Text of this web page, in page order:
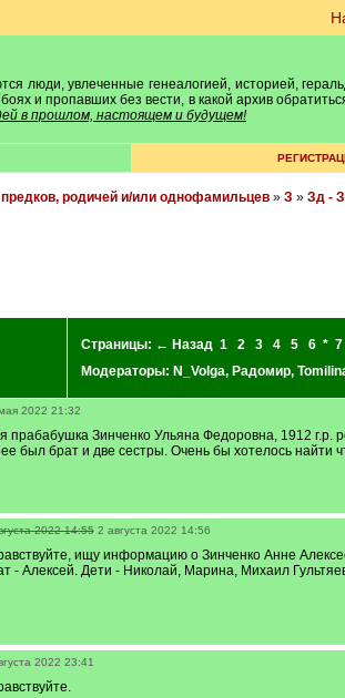
люди, увлеченные генеалогией, историей,
и пропавших без вести, в какой архив
в прошлом, настоящем и будущем!
предков, родичей и/или однофамильцев» З » Зд -
Страницы: ← Назад 1 2 3 4 5 6 * 7
Модераторы: N_Volga, Радомир,
2022 21:32
прабабушка Зинченко Ульяна Федоровна, 1912 г.р.
был брат и две сестры. Очень бы хотелось найти
2022 14:55 2 августа 2022 14:56
ищу информацию о Зинченко Анне
- Алексей. Дети - Николай, Марина, Михаил
2022 23:41